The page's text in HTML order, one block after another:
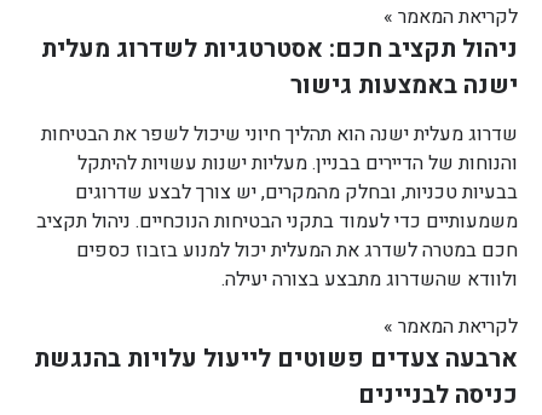
לקריאת המאמר »
ניהול תקציב חכם: אסטרטגיות לשדרוג מעלית
ישנה באמצעות גישור
שדרוג מעלית ישנה הוא תהליך חיוני שיכול לשפר את הבטיחות
והנוחות של הדיירים בבניין. מעליות ישנות עשויות להיתקל
בבעיות טכניות, ובחלק מהמקרים, יש צורך לבצע שדרוגים
משמעותיים כדי לעמוד בתקני הבטיחות הנוכחיים. ניהול תקציב
חכם במטרה לשדרג את המעלית יכול למנוע בזבוז כספים
ולוודא שהשדרוג מתבצע בצורה יעילה.
לקריאת המאמר »
ארבעה צעדים פשוטים לייעול עלויות בהנגשת
כניסה לבניינים